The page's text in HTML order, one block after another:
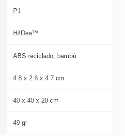
P1
Hi!Dea™
ABS reciclado, bambú
4.8 x 2.6 x 4.7 cm
40 x 40 x 20 cm
49 gr